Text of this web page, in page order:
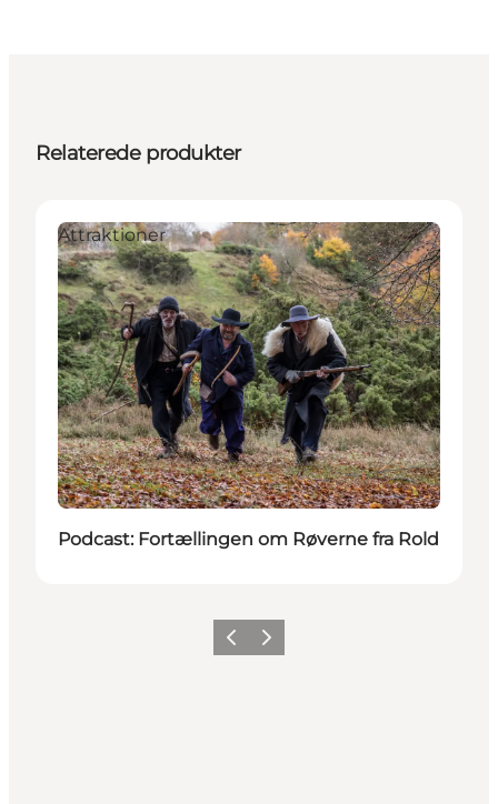
Relaterede produkter
Attraktioner
Podcast: Fortællingen om Røverne fra Rold
ForrigeNæste